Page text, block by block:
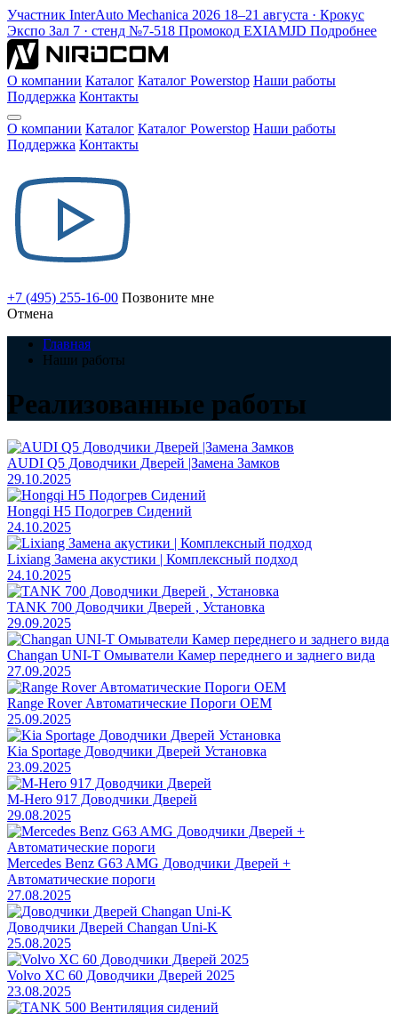
Участник InterAuto Mechanica 2026 18–21 августа · Крокус
Экспо Зал 7 · стенд №7-518 Промокод EXIAMJD Подробнее
О компании Каталог Каталог Powerstop Наши работы
Поддержка Контакты
О компании Каталог Каталог Powerstop Наши работы
Поддержка Контакты
+7 (495) 255-16-00 Позвоните мне
Отмена
Главная
Наши работы
Реализованные работы
AUDI Q5 Доводчики Дверей |Замена Замков
29.10.2025
Hongqi H5 Подогрев Сидений
24.10.2025
Lixiang Замена акустики | Комплексный подход
24.10.2025
TANK 700 Доводчики Дверей , Установка
29.09.2025
Changan UNI-T Омыватели Камер переднего и заднего вида
27.09.2025
Range Rover Автоматические Пороги OEM
25.09.2025
Kia Sportage Доводчики Дверей Установка
23.09.2025
M-Hero 917 Доводчики Дверей
29.08.2025
Mercedes Benz G63 AMG Доводчики Дверей +
Автоматические пороги
27.08.2025
Доводчики Дверей Changan Uni-K
25.08.2025
Volvo XC 60 Доводчики Дверей 2025
23.08.2025